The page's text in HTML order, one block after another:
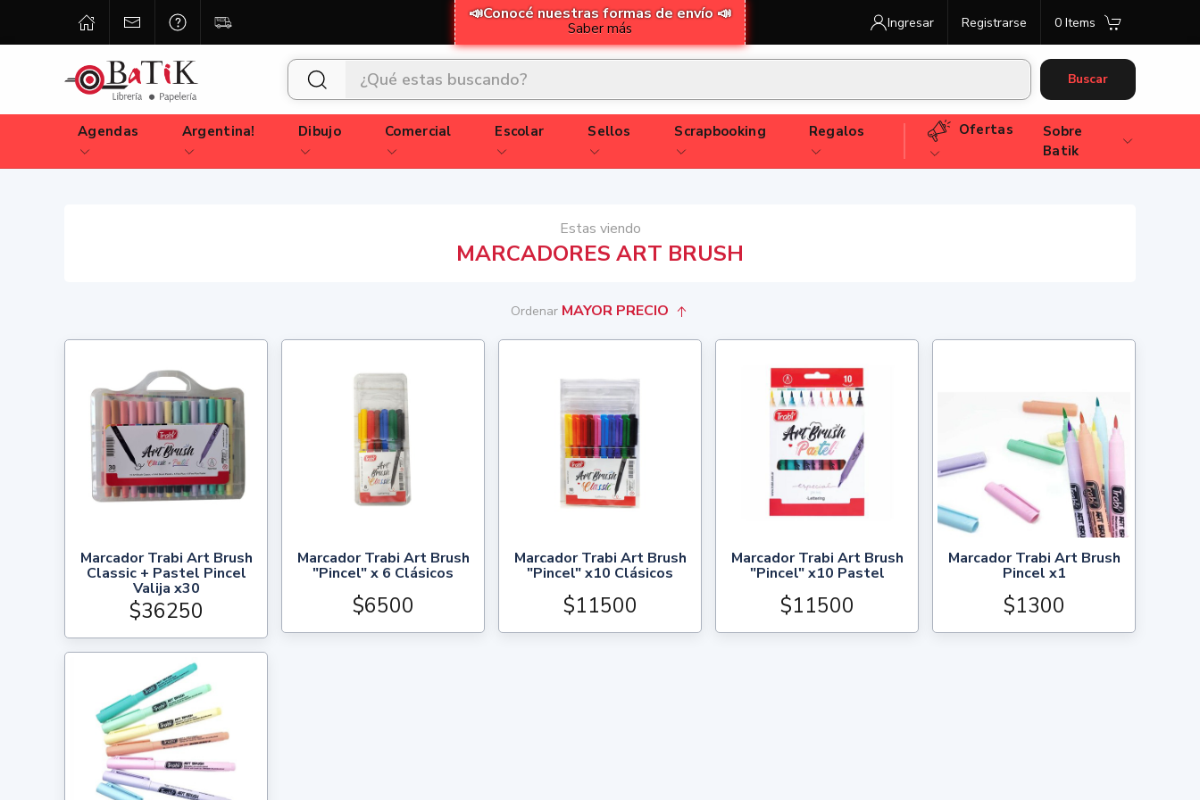
📣Conocé nuestras formas de envío 📣
Saber más Ingresar Registrarse 0 Items
Buscar
Agendas Argentina! Dibujo Comercial Escolar Sellos Scrapbooking Regalos Ofertas
Sobre
Batik
Estas viendo
MARCADORES ART BRUSH
Ordenar MAYOR PRECIO
Marcador Trabi Art Brush
Classic + Pastel Pincel
Valija x30
$36250
Marcador Trabi Art Brush
"Pincel" x 6 Clásicos
$6500
Marcador Trabi Art Brush
"Pincel" x10 Clásicos
$11500
Marcador Trabi Art Brush
"Pincel" x10 Pastel
$11500
Marcador Trabi Art Brush
Pincel x1
$1300